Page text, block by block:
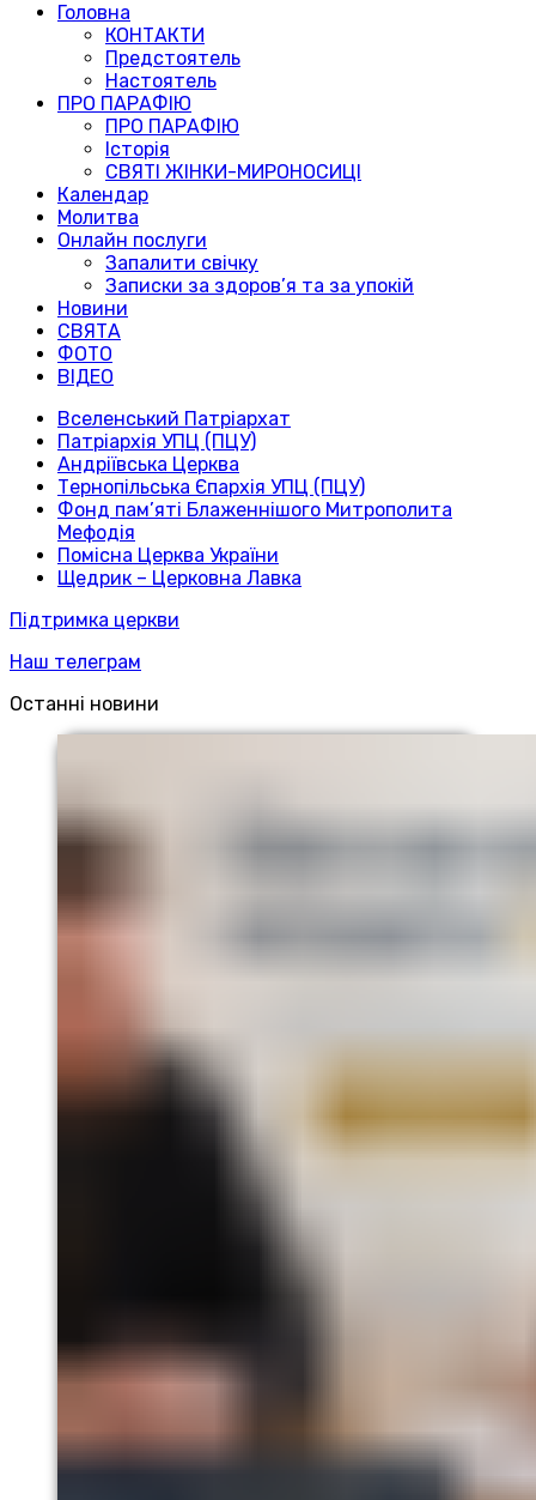
Головна
КОНТАКТИ
Предстоятель
Настоятель
ПРО ПАРАФІЮ
ПРО ПАРАФІЮ
Історія
СВЯТІ ЖІНКИ-МИРОНОСИЦІ
Календар
Молитва
Онлайн послуги
Запалити свічку
Записки за здоров’я та за упокій
Новини
СВЯТА
ФОТО
ВІДЕО
Вселенський Патріархат
Патріархія УПЦ (ПЦУ)
Андріївська Церква
Тернопільська Єпархія УПЦ (ПЦУ)
Фонд пам’яті Блаженнішого Митрополита
Мефодія
Помісна Церква України
Щедрик – Церковна Лавка
Підтримка церкви
Наш телеграм
Останні новини